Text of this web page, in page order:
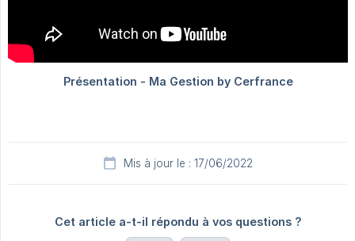
Mis à jour le : 17/06/2022
Cet article a-t-il répondu à vos questions ?